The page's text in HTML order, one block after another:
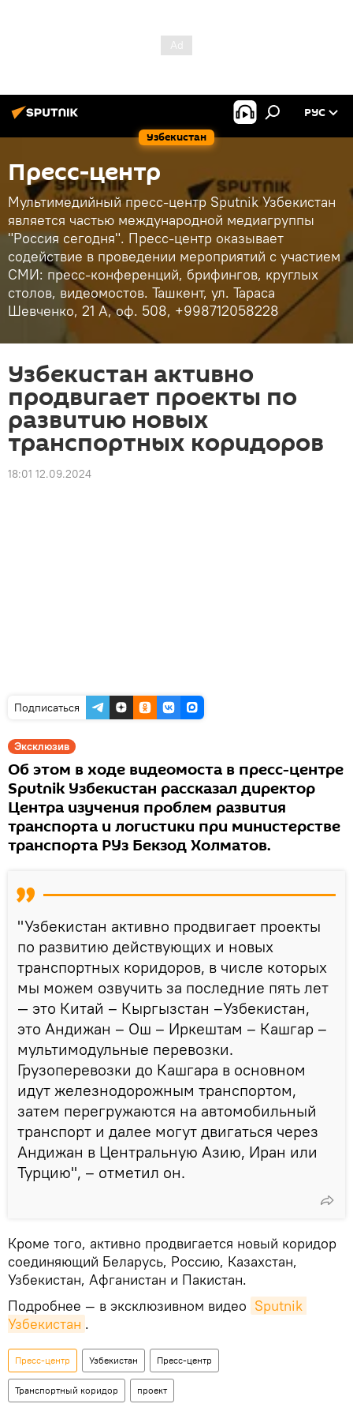
Узбекистан
РУС
Пресс-центр
Мультимедийный пресс-центр Sputnik Узбекистан
является частью международной медиагруппы
"Россия сегодня". Пресс-центр оказывает
содействие в проведении мероприятий с участием
СМИ: пресс-конференций, брифингов, круглых
столов, видеомостов. Ташкент, ул. Тараса
Шевченко, 21 А, оф. 508, +998712058228
Узбекистан активно
продвигает проекты по
развитию новых
транспортных коридоров
18:01 12.09.2024
Подписаться
Эксклюзив
Об этом в ходе видеомоста в пресс-центре
Sputnik Узбекистан рассказал директор
Центра изучения проблем развития
транспорта и логистики при министерстве
транспорта РУз Бекзод Холматов.
"Узбекистан активно продвигает проекты
по развитию действующих и новых
транспортных коридоров, в числе которых
мы можем озвучить за последние пять лет
— это Китай – Кыргызстан –Узбекистан,
это Андижан – Ош – Иркештам – Кашгар –
мультимодульные перевозки.
Грузоперевозки до Кашгара в основном
идут железнодорожным транспортом,
затем перегружаются на автомобильный
транспорт и далее могут двигаться через
Андижан в Центральную Азию, Иран или
Турцию", – отметил он.
Кроме того, активно продвигается новый коридор
соединяющий Беларусь, Россию, Казахстан,
Узбекистан, Афганистан и Пакистан.
Подробнее — в эксклюзивном видео Sputnik
Узбекистан .
Пресс-центр Узбекистан Пресс-центр
Транспортный коридор проект